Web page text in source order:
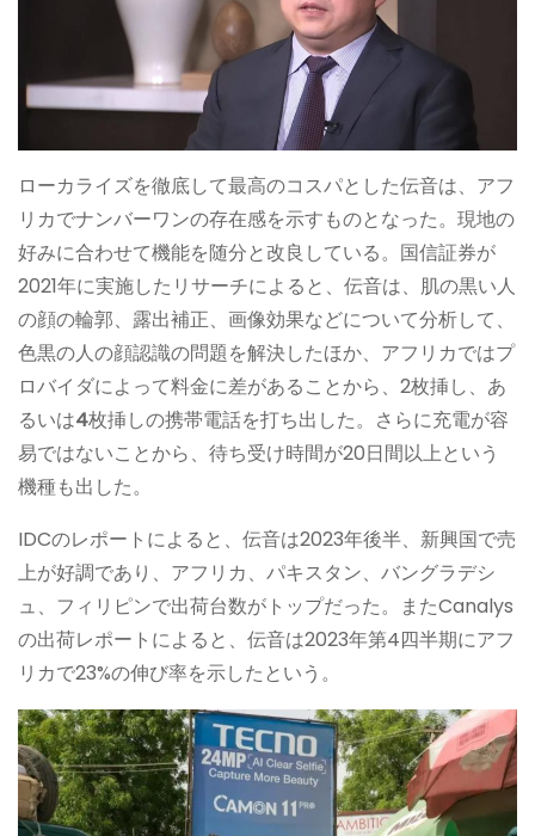
ローカライズを徹底して最高のコスパとした伝音は、アフ
リカでナンバーワンの存在感を示すものとなった。現地の
好みに合わせて機能を随分と改良している。国信証券が
2021年に実施したリサーチによると、伝音は、肌の黒い人
の顔の輪郭、露出補正、画像効果などについて分析して、
色黒の人の顔認識の問題を解決したほか、アフリカではプ
ロバイダによって料金に差があることから、2枚挿し、あ
るいは4枚挿しの携帯電話を打ち出した。さらに充電が容
易ではないことから、待ち受け時間が20日間以上という
機種も出した。
IDCのレポートによると、伝音は2023年後半、新興国で売
上が好調であり、アフリカ、パキスタン、バングラデシ
ュ、フィリピンで出荷台数がトップだった。またCanalys
の出荷レポートによると、伝音は2023年第4四半期にアフ
リカで23%の伸び率を示したという。